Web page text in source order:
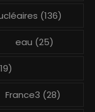
(136)
eau (25)
France3 (28)